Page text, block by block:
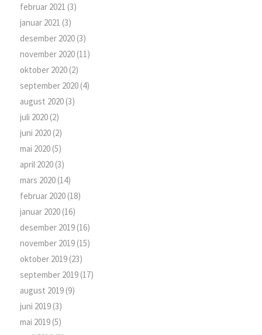
februar 2021 (3)
januar 2021 (3)
desember 2020(3)
november 2020(11)
oktober 2020(2)
september 2020(4)
august 2020(3)
juli 2020(2)
juni 2020(2)
mai 2020(5)
april 2020(3)
mars 2020(14)
februar 2020(18)
januar 2020(16)
desember 2019(16)
november 2019(15)
oktober 2019(23)
september 2019(17)
august 2019(9)
juni 2019(3)
mai 2019(5)